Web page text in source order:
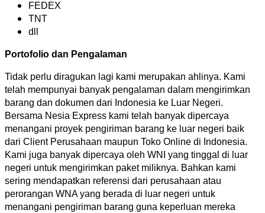
FEDEX
TNT
dll
Portofolio dan Pengalaman
Tidak perlu diragukan lagi kami merupakan ahlinya. Kami
telah mempunyai banyak pengalaman dalam mengirimkan
barang dan dokumen dari Indonesia ke Luar Negeri.
Bersama Nesia Express kami telah banyak dipercaya
menangani proyek pengiriman barang ke luar negeri baik
dari Client Perusahaan maupun Toko Online di Indonesia.
Kami juga banyak dipercaya oleh WNI yang tinggal di luar
negeri untuk mengirimkan paket miliknya. Bahkan kami
sering mendapatkan referensi dari perusahaan atau
perorangan WNA yang berada di luar negeri untuk
menangani pengiriman barang guna keperluan mereka